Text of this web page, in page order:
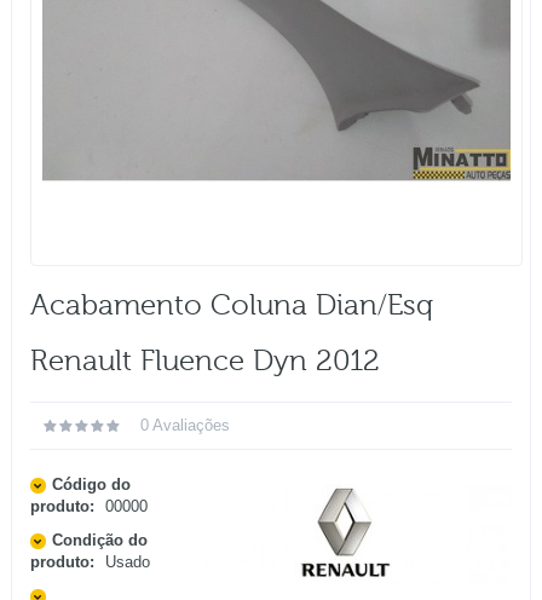
Acabamento Coluna Dian/esq
Renault Fluence Dyn 2012
0 Avaliações
Código do
produto:
00000
Condição do
produto:
Usado